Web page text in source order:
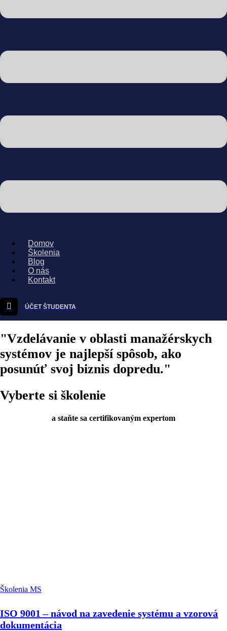
Domov
Školenia
Blog
O nás
Kontakt
ÚČET ŠTUDENTA
"Vzdelávanie v oblasti manažérskych
systémov je najlepší spôsob, ako
posunúť svoj biznis dopredu."
Vyberte si školenie
a staňte sa certifikovaným expertom
Školenia MS
ISO 9001 – návod na zavedenie systému a vzorová
dokumentácia